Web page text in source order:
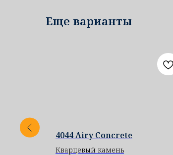
Еще варианты
4044 Airy Concrete
Кварцевый камень